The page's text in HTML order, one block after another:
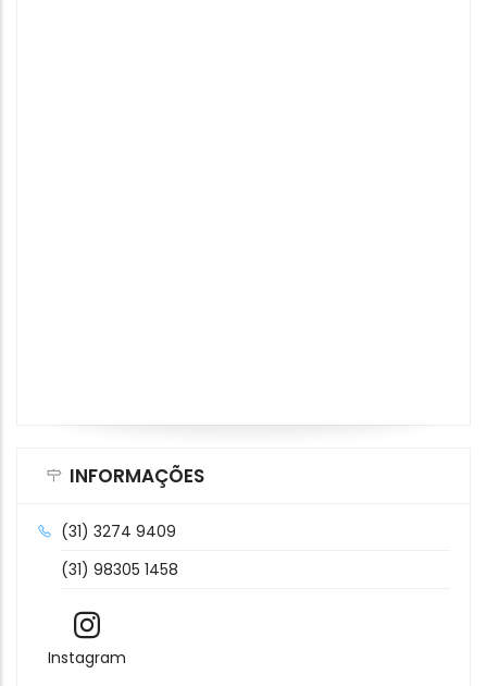
INFORMAÇÕES
(31) 3274 9409
(31) 98305 1458
Instagram